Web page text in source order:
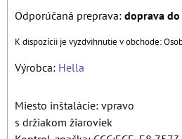
doprava
Výrobca: Hella
Miesto inštalácie: vpravo
s držiakom žiaroviek